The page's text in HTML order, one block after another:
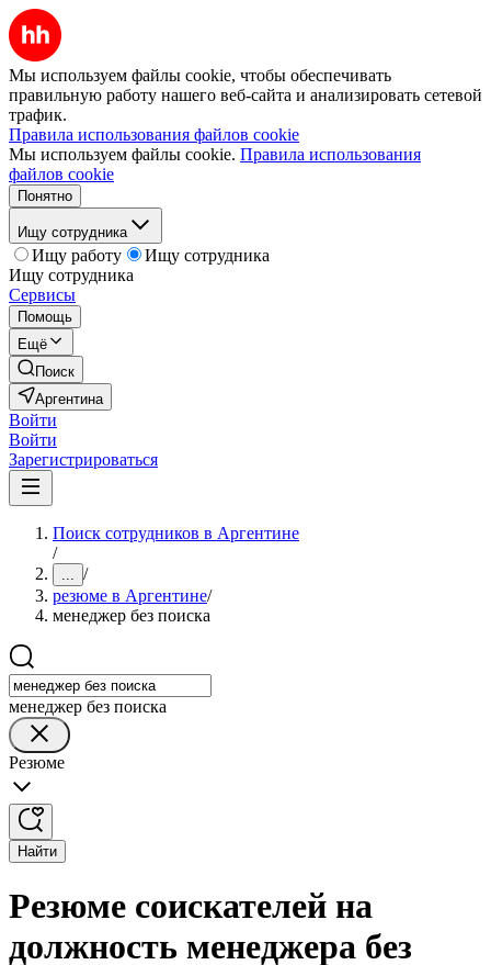
Мы используем файлы cookie, чтобы обеспечивать
правильную работу нашего веб-сайта и анализировать сетевой
трафик.
Правила использования файлов cookie
Мы используем файлы cookie. Правила использования
файлов cookie
Понятно
Ищу сотрудника
Ищу работу
Ищу сотрудника
Ищу сотрудника
Сервисы
Помощь
Ещё
Поиск
Аргентина
Войти
Войти
Зарегистрироваться
Поиск сотрудников в Аргентине
/
... /
резюме в Аргентине/
менеджер без поиска
менеджер без поиска
Резюме
Найти
Резюме соискателей на
должность менеджера без